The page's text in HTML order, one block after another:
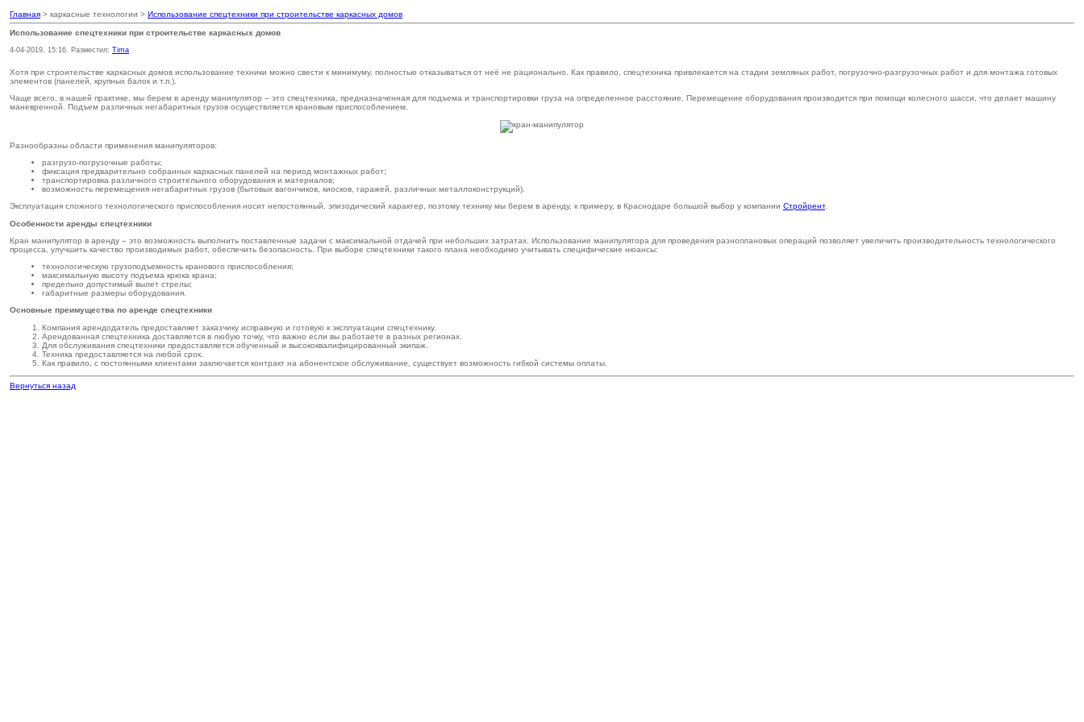
Главная > каркасные технологии > Использование спецтехники при строительстве каркасных домов
Использование спецтехники при строительстве каркасных домов
4-04-2019, 15:16. Разместил: Tima
Хотя при строительстве каркасных домов использование техники можно свести к минимуму, полностью отказываться от неё не рационально. Как правило, спецтехника привлекается на стадии земляных работ, погрузочно-разгрузочных работ и для монтажа готовых
элементов (панелей, крупных балок и т.п.).
Чаще всего, в нашей практике, мы берем в аренду манипулятор – это спецтехника, предназначенная для подъема и транспортировки груза на определенное расстояние. Перемещение оборудования производится при помощи колесного шасси, что делает машину
маневренной. Подъем различных негабаритных грузов осуществляется крановым приспособлением.
Разнообразны области применения манипуляторов:
разгрузо-погрузочные работы;
фиксация предварительно собранных каркасных панелей на период монтажных работ;
транспортировка различного строительного оборудования и материалов;
возможность перемещения негабаритных грузов (бытовых вагончиков, киосков, гаражей, различных металлоконструкций).
Эксплуатация сложного технологического приспособления носит непостоянный, эпизодический характер, поэтому технику мы берем в аренду, к примеру, в Краснодаре большой выбор у компании Стройрент.
Особенности аренды спецтехники
Кран манипулятор в аренду – это возможность выполнить поставленные задачи с максимальной отдачей при небольших затратах. Использование манипулятора для проведения разноплановых операций позволяет увеличить производительность технологического
процесса, улучшить качество производимых работ, обеспечить безопасность. При выборе спецтехники такого плана необходимо учитывать специфические нюансы:
технологическую грузоподъемность кранового приспособления;
максимальную высоту подъема крюка крана;
предельно допустимый вылет стрелы;
габаритные размеры оборудования.
Основные преимущества по аренде спецтехники
Компания арендодатель предоставляет заказчику исправную и готовую к эксплуатации спецтехнику.
Арендованная спецтехника доставляется в любую точку, что важно если вы работаете в разных регионах.
Для обслуживания спецтехники предоставляется обученный и высококвалифицированный экипаж.
Техника предоставляется на любой срок.
Как правило, с постоянными клиентами заключается контракт на абонентское обслуживание, существует возможность гибкой системы оплаты.
Вернуться назад